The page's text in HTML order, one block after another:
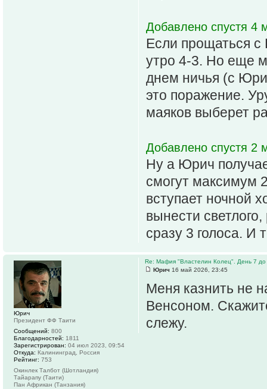
Добавлено спустя 4
Если прощаться
утро 4-3. Но еще
днем ничья (с
это поражение.
маяков выберет
Добавлено спустя 2
Ну а Юрич
смогут максимум
вступает ночной
вынести
сразу 3 голоса. И
Re: Мафия "Властелин Колец". День 7 до
Юрич 16 май 2026, 23:45
Меня казнить не
Венсоном.
слежу.
Юрич
Президент ФФ Таити
Сообщений: 800
Благодарностей: 1811
Зарегистрирован: 04 июл 2023, 09:54
Откуда: Калининград, Россия
Рейтинг: 753
Окинлек Талбот (Шотландия)
Тайарапу (Таити)
Пан Африкан (Танзания)